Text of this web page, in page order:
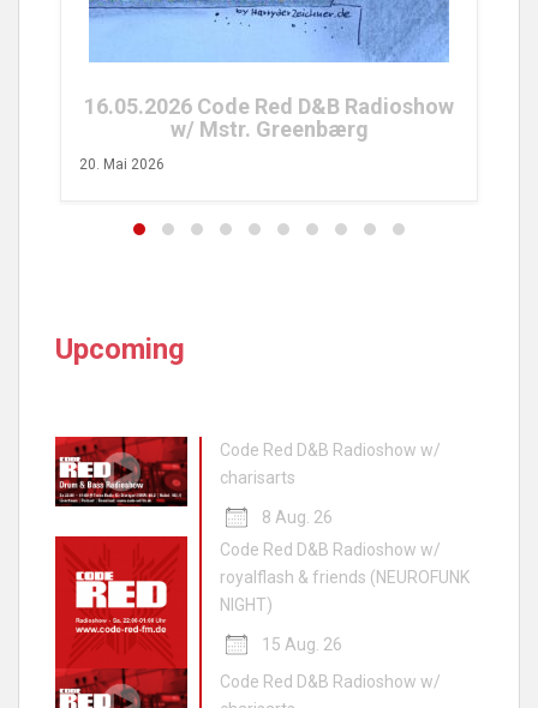
Code Red D&B Radioshow
w/ Mstr. Greenbærg
26. April 2026
Upcoming
Code Red D&B Radioshow w/
charisarts
8 Aug. 26
Code Red D&B Radioshow w/
royalflash & friends (NEUROFUNK
NIGHT)
15 Aug. 26
Code Red D&B Radioshow w/